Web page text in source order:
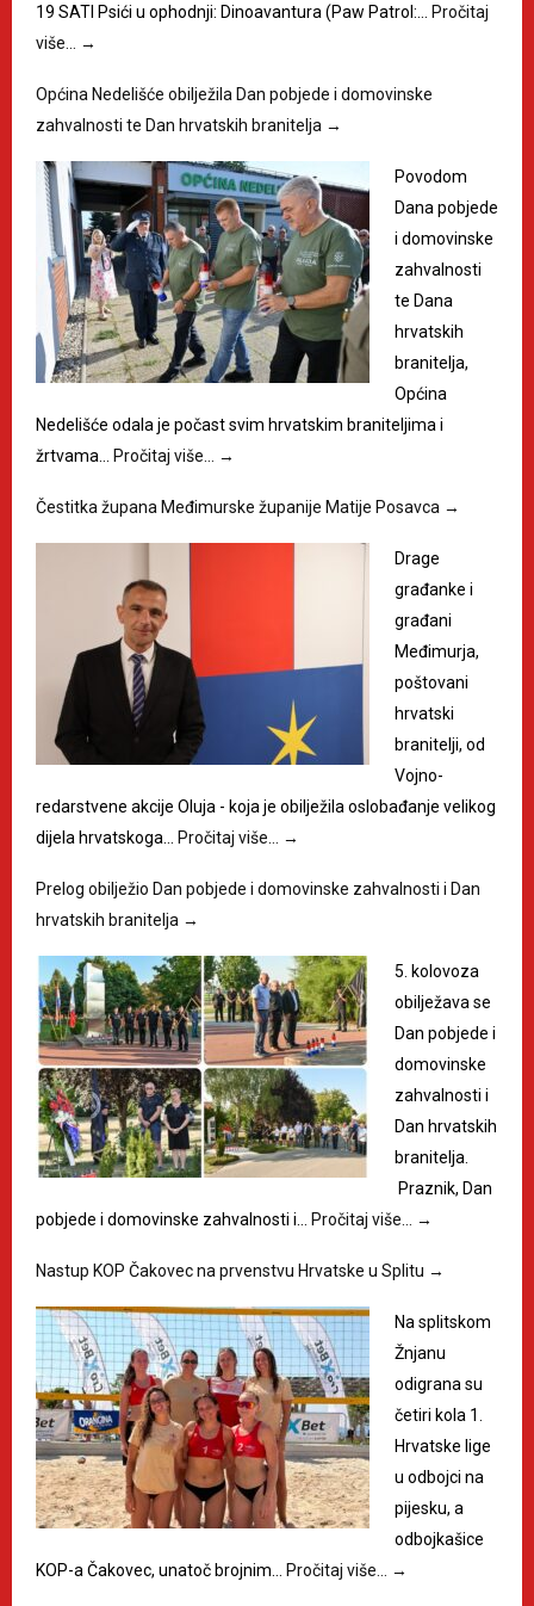
19 SATI Psići u ophodnji: Dinoavantura (Paw Patrol:…
Pročitaj
više…
→
Općina Nedelišće obilježila Dan pobjede i domovinske
zahvalnosti te Dan hrvatskih branitelja →
Povodom
Dana pobjede
i domovinske
zahvalnosti
te Dana
hrvatskih
branitelja,
Općina
Nedelišće odala je počast svim hrvatskim braniteljima i
žrtvama…
Pročitaj više… →
Čestitka župana Međimurske županije Matije Posavca →
Drage
građanke i
građani
Međimurja,
poštovani
hrvatski
branitelji, od
Vojno-
redarstvene akcije Oluja - koja je obilježila oslobađanje velikog
dijela hrvatskoga…
Pročitaj više… →
Prelog obilježio Dan pobjede i domovinske zahvalnosti i Dan
hrvatskih branitelja →
5. kolovoza
obilježava se
Dan pobjede i
domovinske
zahvalnosti i
Dan hrvatskih
branitelja.
Praznik, Dan
pobjede i domovinske zahvalnosti i…
Pročitaj više… →
Nastup KOP Čakovec na prvenstvu Hrvatske u Splitu →
Na splitskom
Žnjanu
odigrana su
četiri kola 1.
Hrvatske lige
u odbojci na
pijesku, a
odbojkašice
KOP-a Čakovec, unatoč brojnim…
Pročitaj više… →